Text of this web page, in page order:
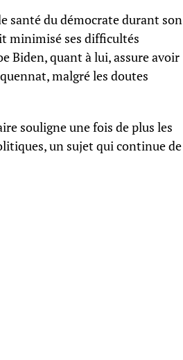
santé du démocrate durant son
minimisé ses difficultés
Biden, quant à lui, assure avoir
malgré les doutes
souligne une fois de plus les
un sujet qui continue de